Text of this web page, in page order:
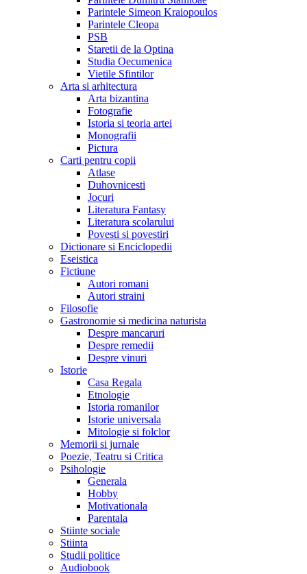
Parintele Simeon Kraiopoulos
Parintele Cleopa
PSB
Staretii de la Optina
Studia Oecumenica
Vietile Sfintilor
Arta si arhitectura
Arta bizantina
Fotografie
Istoria si teoria artei
Monografii
Pictura
Carti pentru copii
Atlase
Duhovnicesti
Jocuri
Literatura Fantasy
Literatura scolarului
Povesti si povestiri
Dictionare si Enciclopedii
Eseistica
Fictiune
Autori romani
Autori straini
Filosofie
Gastronomie si medicina naturista
Despre mancaruri
Despre remedii
Despre vinuri
Istorie
Casa Regala
Etnologie
Istoria romanilor
Istorie universala
Mitologie si folclor
Memorii si jurnale
Poezie, Teatru si Critica
Psihologie
Generala
Hobby
Motivationala
Parentala
Stiinte sociale
Stiinta
Studii politice
Audiobook